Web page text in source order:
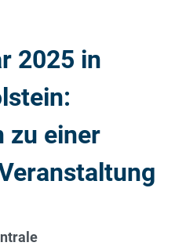
2025 in
zu einer